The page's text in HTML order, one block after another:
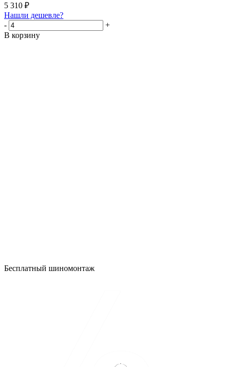
5 310 ₽
Нашли дешевле?
-
+
В корзину
Бесплатный шиномонтаж